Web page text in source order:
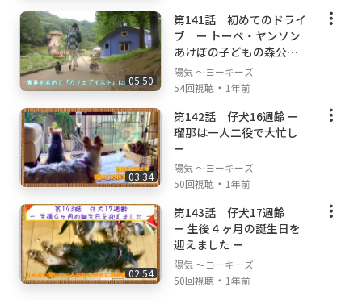
05:50
第141話 初めてのドライ
ブ ー トーベ・ヤンソン
あけぼの子どもの森公園
ー
陽気 ～ヨーキーズ
54回視聴 ・ 1年前
03:34
第142話 仔犬16週齢 ー
瑠那は一人二役で大忙し
ー
陽気 ～ヨーキーズ
50回視聴 ・ 1年前
02:54
第143話 仔犬17週齢
ー 生後４ヶ月の誕生日を
迎えました ー
陽気 ～ヨーキーズ
50回視聴 ・ 1年前